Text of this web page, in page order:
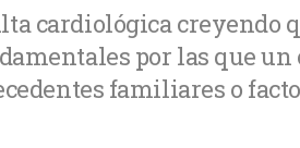
cardiológica creyendo
por las que
familiares o